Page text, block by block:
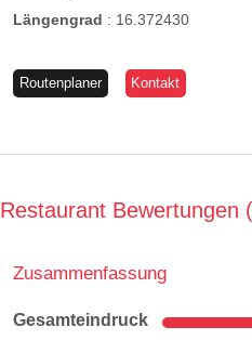
Längengrad : 16.372430
Routenplaner Kontakt
Restaurant Bewertungen
Zusammenfassung
Gesamteindruck